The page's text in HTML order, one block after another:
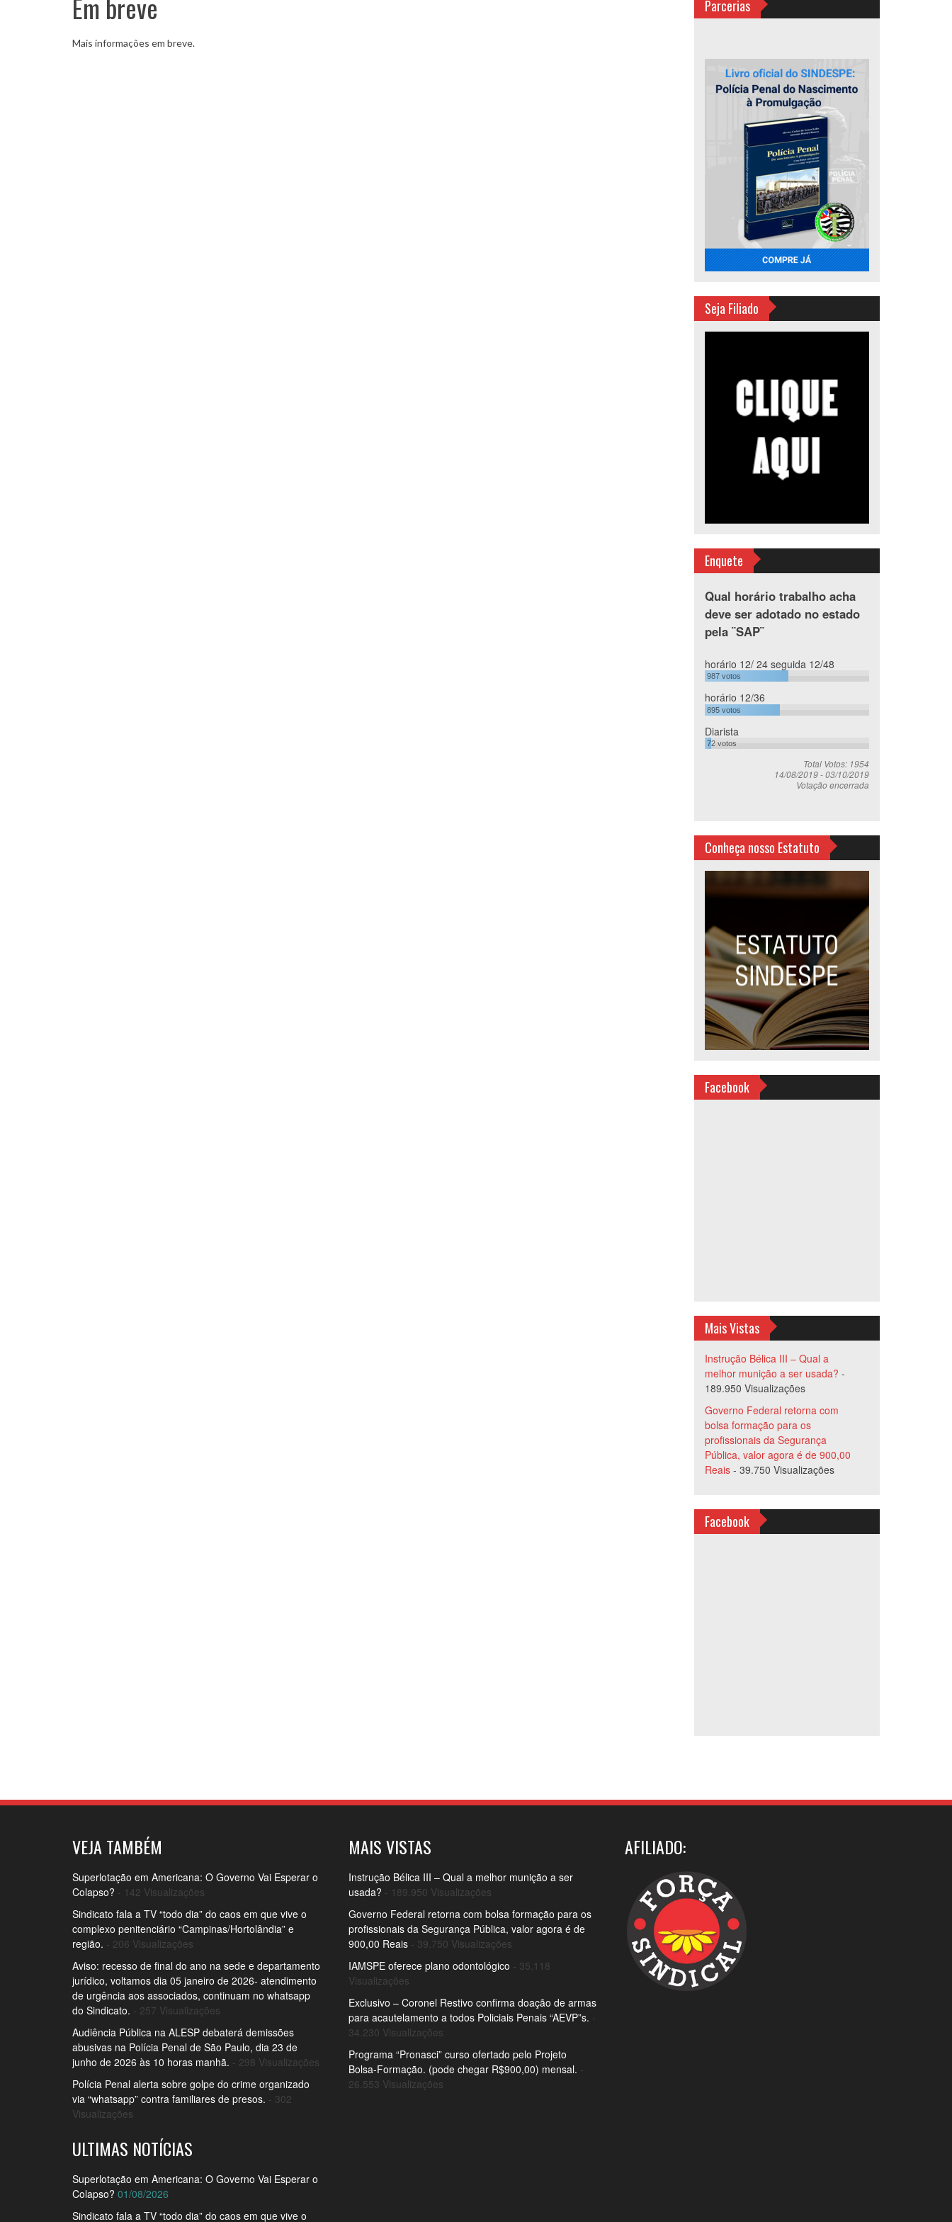
Mais informações em breve.
Parcerias
Seja Filiado
Enquete
Qual horário trabalho acha
deve ser adotado no estado
pela ¨SAP¨
horário 12/ 24 seguida 12/48
987 votos
horário 12/36
895 votos
Diarista
72 votos
Total Votos: 1954
14/08/2019-03/10/2019
Votação encerrada
Conheça nosso Estatuto
Facebook
Mais Vistas
Instrução Bélica III – Qual a
melhor munição a ser usada? -
189.950 Visualizações
Governo Federal retorna com
bolsa formação para os
profissionais da Segurança
Pública, valor agora é de 900,00
Reais- 39.750 Visualizações
Facebook
VEJA TAMBÉM
Superlotação em Americana: O Governo Vai Esperar o
Colapso? - 142 Visualizações
Sindicato fala a TV “todo dia” do caos em que vive o
complexo penitenciário “Campinas/Hortolândia” e
região. - 206 Visualizações
Aviso: recesso de final do ano na sede e departamento
jurídico, voltamos dia 05 janeiro de 2026- atendimento
de urgência aos associados, continuam no whatsapp
do Sindicato. - 257 Visualizações
Audiência Pública na ALESP debaterá demissões
abusivas na Polícia Penal de São Paulo, dia 23 de
junho de 2026 às 10 horas manhã. - 298 Visualizações
Polícia Penal alerta sobre golpe do crime organizado
via “whatsapp” contra familiares de presos. - 302
Visualizações
ULTIMAS NOTÍCIAS
Superlotação em Americana: O Governo Vai Esperar o
Colapso? 01/08/2026
Sindicato fala a TV “todo dia” do caos em que vive o
MAIS VISTAS
Instrução Bélica III – Qual a melhor munição a ser
usada? - 189.950 Visualizações
Governo Federal retorna com bolsa formação para os
profissionais da Segurança Pública, valor agora é de
900,00 Reais - 39.750 Visualizações
IAMSPE oferece plano odontológico - 35.118
Visualizações
Exclusivo – Coronel Restivo confirma doação de armas
para acautelamento a todos Policiais Penais “AEVP”s. -
34.230 Visualizações
Programa “Pronasci” curso ofertado pelo Projeto
Bolsa-Formação. (pode chegar R$900,00) mensal. -
26.553 Visualizações
AFILIADO: